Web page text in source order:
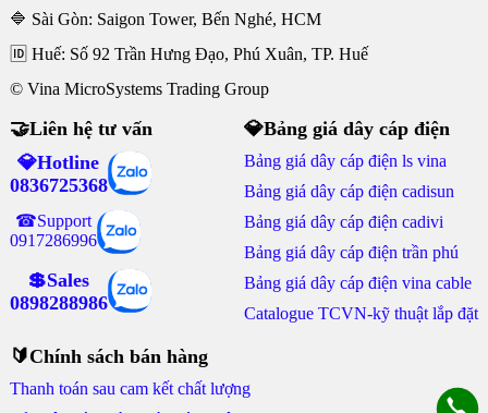
🔷 Sài Gòn: Saigon Tower, Bến Nghé, HCM
🆔 Huế: Số 92 Trần Hưng Đạo, Phú Xuân, TP. Huế
© Vina MicroSystems Trading Group
🤝Liên hệ tư vấn
💎Hotline
0836725368
☎Support
0917286996
💲Sales
0898288986
💎Bảng giá dây cáp điện
Bảng giá dây cáp điện ls vina
Bảng giá dây cáp điện cadisun
Bảng giá dây cáp điện cadivi
Bảng giá dây cáp điện trần phú
Bảng giá dây cáp điện vina cable
Catalogue TCVN-kỹ thuật lắp đặt
🔰Chính sách bán hàng
Thanh toán sau cam kết chất lượng